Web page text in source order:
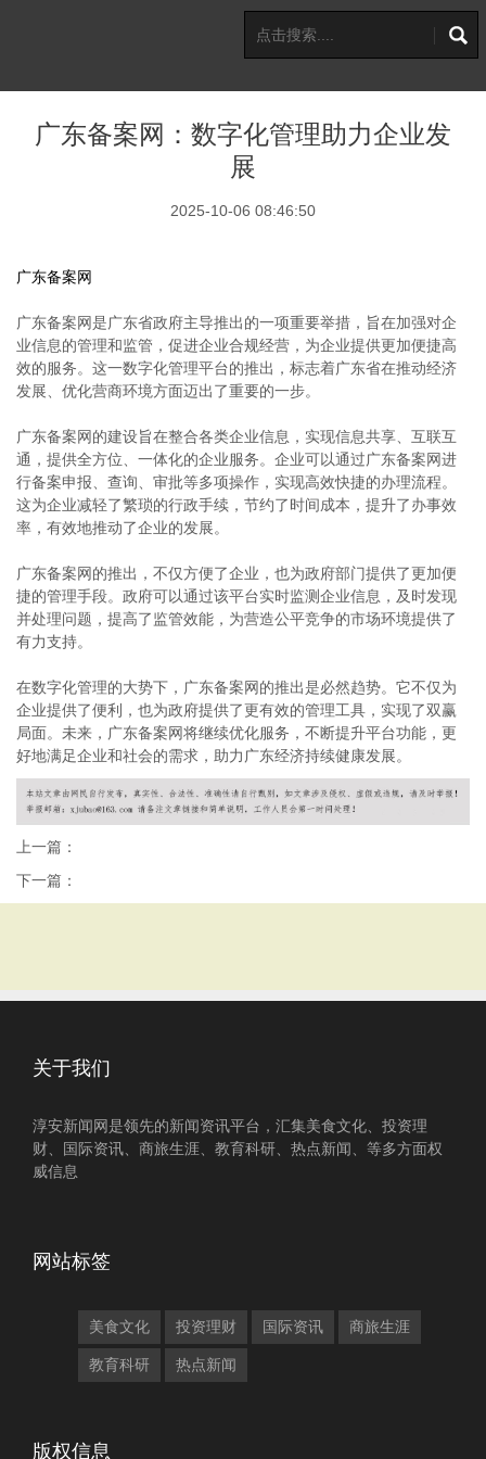
广东备案网：数字化管理助力企业发
展
2025-10-06 08:46:50
广东备案网
广东备案网是广东省政府主导推出的一项重要举措，旨在加强对企
业信息的管理和监管，促进企业合规经营，为企业提供更加便捷高
效的服务。这一数字化管理平台的推出，标志着广东省在推动经济
发展、优化营商环境方面迈出了重要的一步。
广东备案网的建设旨在整合各类企业信息，实现信息共享、互联互
通，提供全方位、一体化的企业服务。企业可以通过广东备案网进
行备案申报、查询、审批等多项操作，实现高效快捷的办理流程。
这为企业减轻了繁琐的行政手续，节约了时间成本，提升了办事效
率，有效地推动了企业的发展。
广东备案网的推出，不仅方便了企业，也为政府部门提供了更加便
捷的管理手段。政府可以通过该平台实时监测企业信息，及时发现
并处理问题，提高了监管效能，为营造公平竞争的市场环境提供了
有力支持。
在数字化管理的大势下，广东备案网的推出是必然趋势。它不仅为
企业提供了便利，也为政府提供了更有效的管理工具，实现了双赢
局面。未来，广东备案网将继续优化服务，不断提升平台功能，更
好地满足企业和社会的需求，助力广东经济持续健康发展。
上一篇：
下一篇：
关于我们
淳安新闻网是领先的新闻资讯平台，汇集美食文化、投资理
财、国际资讯、商旅生涯、教育科研、热点新闻、等多方面权
威信息
网站标签
美食文化 投资理财 国际资讯 商旅生涯
教育科研 热点新闻
版权信息